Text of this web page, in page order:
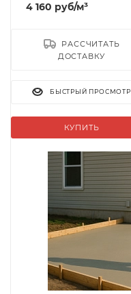
4 160 руб/м³
КУПИТЬ
РАССЧИТАТЬ
ДОСТАВКУ
БЫСТРЫЙ ПРОСМОТР